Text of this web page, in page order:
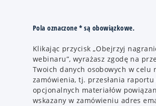
Pola oznaczone * są obowiązkowe.
Klikając przycisk „Obejrzyj
webinaru”, wyrażasz zgodę na
Twoich danych osobowych w celu
zamówienia, tj. przesłania raportu
opcjonalnych materiałów
wskazany w zamówieniu adres